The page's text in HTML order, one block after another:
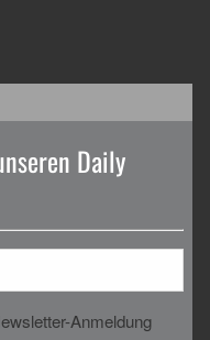
Daily
Anmeldung